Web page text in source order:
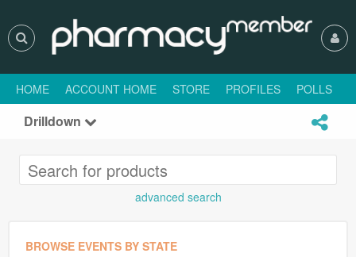
HOME ACCOUNT HOME STORE PROFILES POLLS
Drilldown
advanced search
BROWSE EVENTS BY STATE